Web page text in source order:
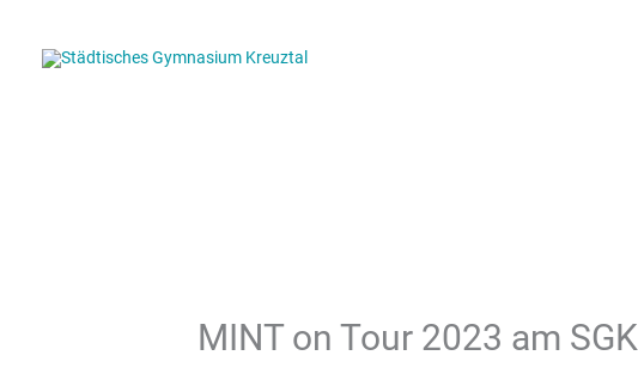
MINT on Tour 2023 am SGK